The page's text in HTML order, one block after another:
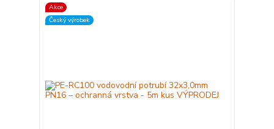
Akce
Český výrobek